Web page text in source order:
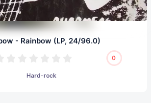
- Rainbow (LP, 24/96.0)
0
Hard-rock